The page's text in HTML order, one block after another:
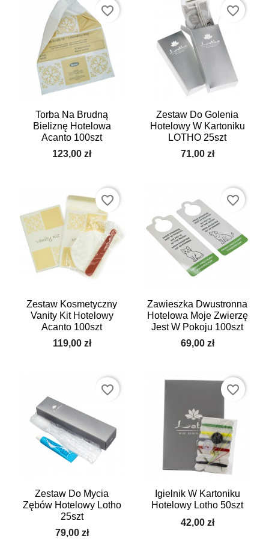
Torba Na Brudną
Bieliznę Hotelowa
Acanto 100szt
123,00 zł
favorite_border
Zestaw Do Golenia
Hotelowy W Kartoniku
LOTHO 25szt
71,00 zł
favorite_border
Zestaw Kosmetyczny
Vanity Kit Hotelowy
Acanto 100szt
119,00 zł
favorite_border
Zawieszka Dwustronna
Hotelowa Moje Zwierzę
Jest W Pokoju 100szt
69,00 zł
favorite_border
Zestaw Do Mycia
Zębów Hotelowy Lotho
25szt
79,00 zł
favorite_border
Igielnik W Kartoniku
Hotelowy Lotho 50szt
42,00 zł
favorite_border